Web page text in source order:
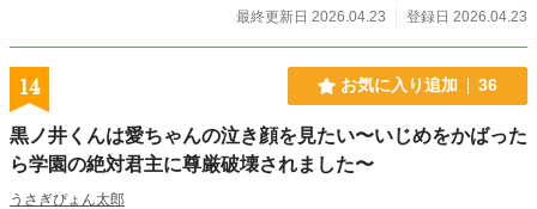
最終更新日 2026.04.23
登録日 2026.04.23
14 お気に入り追加 36
黒ノ井くんは愛ちゃんの泣き顔を見たい〜いじめをかばった
ら学園の絶対君主に尊厳破壊されました〜
うさぎぴょん太郎